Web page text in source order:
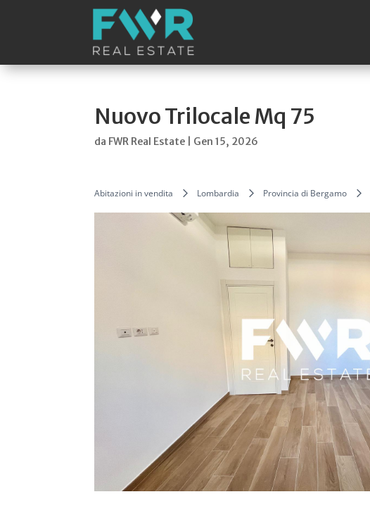
Nuovo Trilocale Mq 75
da FWR Real Estate Gen 15, 2026
Abitazioni in vendita Lombardia Provincia di Bergamo